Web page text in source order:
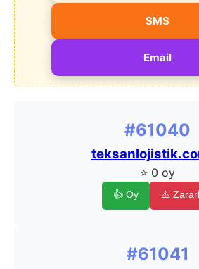
SMS
Email
#61040
⭐ 0 oy
👍 Oy ⚠️
#61041